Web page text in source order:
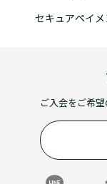
セキュアペイメ
ご入会をご希